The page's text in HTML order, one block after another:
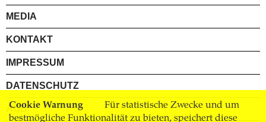
Cookie Warnung
Für statistische Zwecke und um
bestmögliche Funktionalität zu bieten, speichert diese
MEDIA
KONTAKT
IMPRESSUM
DATENSCHUTZ
AGB